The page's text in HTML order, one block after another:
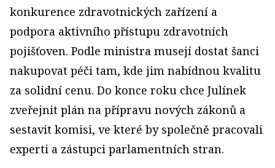
konkurence zdravotnických zařízení a
podpora aktivního přístupu zdravotních
pojišťoven. Podle ministra musejí dostat šanci
nakupovat péči tam, kde jim nabídnou kvalitu
za solidní cenu. Do konce roku chce Julínek
zveřejnit plán na přípravu nových zákonů a
sestavit komisi, ve které by společně pracovali
experti a zástupci parlamentních stran.